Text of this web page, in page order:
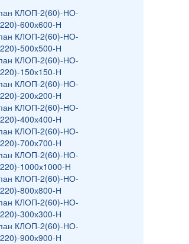
КЛОП-2(60)-НО-
600х600-Н
КЛОП-2(60)-НО-
500x500-Н
КЛОП-2(60)-НО-
150х150-Н
КЛОП-2(60)-НО-
200х200-Н
КЛОП-2(60)-НО-
400х400-Н
КЛОП-2(60)-НО-
700х700-Н
КЛОП-2(60)-НО-
1000х1000-Н
КЛОП-2(60)-НО-
800х800-Н
КЛОП-2(60)-НО-
300х300-Н
КЛОП-2(60)-НО-
900х900-Н